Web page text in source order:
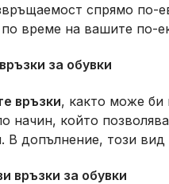
спрямо по-
по време на вашите по-
за обувки
връзки, както може би
начин, който
В допълнение, този
връзки за обувки